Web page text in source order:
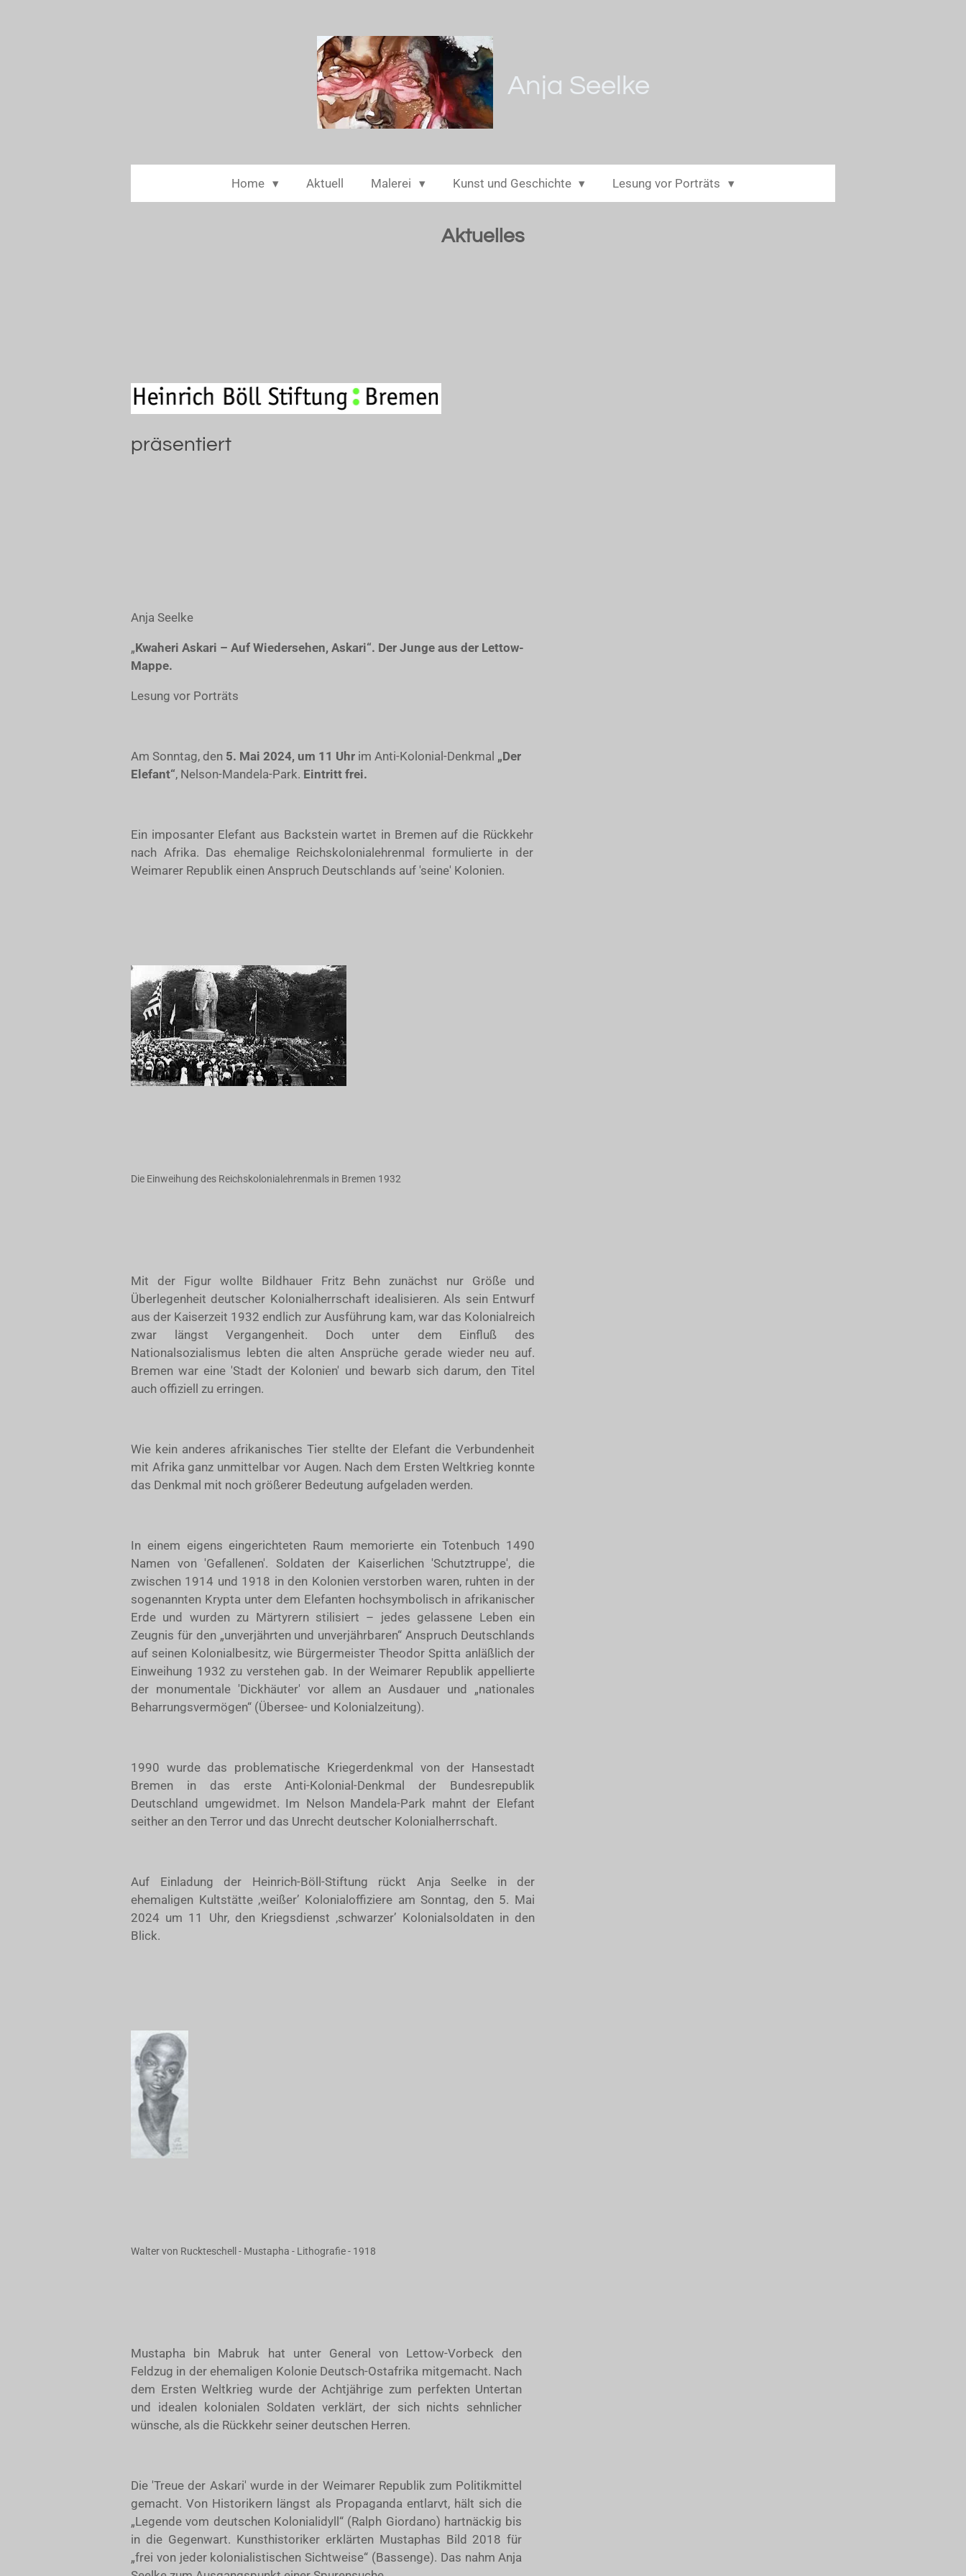
Anja Seelke
Home Aktuell Malerei Kunst und Geschichte Lesung vor Porträts
Aktuelles
präsentiert
Anja Seelke
„Kwaheri Askari – Auf Wiedersehen, Askari“. Der Junge aus der Lettow-
Mappe.
Lesung vor Porträts
Am Sonntag, den 5. Mai 2024, um 11 Uhr im Anti-Kolonial-Denkmal „Der
Elefant“, Nelson-Mandela-Park. Eintritt frei.
Ein imposanter Elefant aus Backstein wartet in Bremen auf die Rückkehr
nach Afrika. Das ehemalige Reichskolonialehrenmal formulierte in der
Weimarer Republik einen Anspruch Deutschlands auf 'seine' Kolonien.
Die Einweihung des Reichskolonialehrenmals in Bremen 1932
Mit der Figur wollte Bildhauer Fritz Behn zunächst nur Größe und
Überlegenheit deutscher Kolonialherrschaft idealisieren. Als sein Entwurf
aus der Kaiserzeit 1932 endlich zur Ausführung kam, war das Kolonialreich
zwar längst Vergangenheit. Doch unter dem Einfluß des
Nationalsozialismus lebten die alten Ansprüche gerade wieder neu auf.
Bremen war eine 'Stadt der Kolonien' und bewarb sich darum, den Titel
auch offiziell zu erringen.
Wie kein anderes afrikanisches Tier stellte der Elefant die Verbundenheit
mit Afrika ganz unmittelbar vor Augen. Nach dem Ersten Weltkrieg konnte
das Denkmal mit noch größerer Bedeutung aufgeladen werden.
In einem eigens eingerichteten Raum memorierte ein Totenbuch 1490
Namen von 'Gefallenen'. Soldaten der Kaiserlichen 'Schutztruppe', die
zwischen 1914 und 1918 in den Kolonien verstorben waren, ruhten in der
sogenannten Krypta unter dem Elefanten hochsymbolisch in afrikanischer
Erde und wurden zu Märtyrern stilisiert – jedes gelassene Leben ein
Zeugnis für den „unverjährten und unverjährbaren“ Anspruch Deutschlands
auf seinen Kolonialbesitz, wie Bürgermeister Theodor Spitta anläßlich der
Einweihung 1932 zu verstehen gab. In der Weimarer Republik appellierte
der monumentale 'Dickhäuter' vor allem an Ausdauer und „nationales
Beharrungsvermögen“ (Übersee- und Kolonialzeitung).
1990 wurde das problematische Kriegerdenkmal von der Hansestadt
Bremen in das erste Anti-Kolonial-Denkmal der Bundesrepublik
Deutschland umgewidmet. Im Nelson Mandela-Park mahnt der Elefant
seither an den Terror und das Unrecht deutscher Kolonialherrschaft.
Auf Einladung der Heinrich-Böll-Stiftung rückt Anja Seelke in der
ehemaligen Kultstätte ‚weißer’ Kolonialoffiziere am Sonntag, den 5. Mai
2024 um 11 Uhr, den Kriegsdienst ‚schwarzer’ Kolonialsoldaten in den
Blick.
Walter von Ruckteschell - Mustapha - Lithografie - 1918
Mustapha bin Mabruk hat unter General von Lettow-Vorbeck den
Feldzug in der ehemaligen Kolonie Deutsch-Ostafrika mitgemacht. Nach
dem Ersten Weltkrieg wurde der Achtjährige zum perfekten Untertan
und idealen kolonialen Soldaten verklärt, der sich nichts sehnlicher
wünsche, als die Rückkehr seiner deutschen Herren.
Die 'Treue der Askari' wurde in der Weimarer Republik zum Politikmittel
gemacht. Von Historikern längst als Propaganda entlarvt, hält sich die
„Legende vom deutschen Kolonialidyll“ (Ralph Giordano) hartnäckig bis
in die Gegenwart. Kunsthistoriker erklärten Mustaphas Bild 2018 für
„frei von jeder kolonialistischen Sichtweise“ (Bassenge). Das nahm Anja